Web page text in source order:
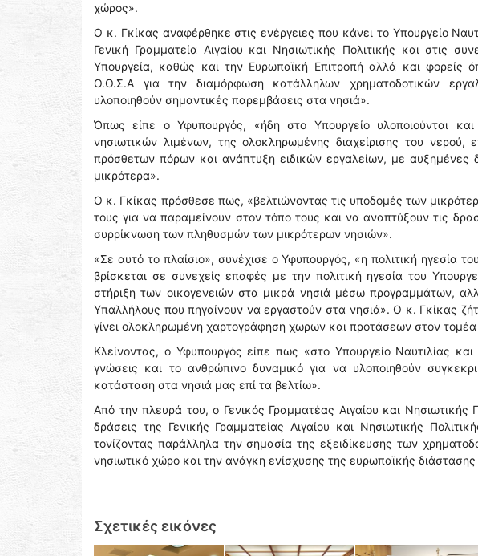
χώρος».
Ο κ. Γκίκας αναφέρθηκε στις ενέργειες που κάνει το Υπουργείο
Γενική Γραμματεία Αιγαίου και Νησιωτικής Πολιτικής και στις
Υπουργεία, καθώς και την Ευρωπαϊκή Επιτροπή αλλά και
Ο.Ο.Σ.Α για την διαμόρφωση κατάλληλων χρηματοδοτικών
υλοποιηθούν σημαντικές παρεμβάσεις στα νησιά».
Όπως είπε ο Υφυπουργός, «ήδη στο Υπουργείο υλοποιούνται
νησιωτικών λιμένων, της ολοκληρωμένης διαχείρισης του
πρόσθετων πόρων και ανάπτυξη ειδικών εργαλείων, με
μικρότερα».
Ο κ. Γκίκας πρόσθεσε πως, «βελτιώνοντας τις υποδομές των
τους για να παραμείνουν στον τόπο τους και να αναπτύξουν τις
συρρίκνωση των πληθυσμών των μικρότερων νησιών».
«Σε αυτό το πλαίσιο», συνέχισε ο Υφυπουργός, «η πολιτική ηγεσία
βρίσκεται σε συνεχείς επαφές με την πολιτική ηγεσία του
στήριξη των οικογενειών στα μικρά νησιά μέσω προγραμμάτων,
Υπαλλήλους που πηγαίνουν να εργαστούν στα νησιά». Ο κ. Γκίκας
γίνει ολοκληρωμένη χαρτογράφηση χωρων και προτάσεων στον
Κλείνοντας, ο Υφυπουργός είπε πως «στο Υπουργείο Ναυτιλίας
γνώσεις και το ανθρώπινο δυναμικό για να υλοποιηθούν
κατάσταση στα νησιά μας επί τα βελτίω».
Από την πλευρά του, ο Γενικός Γραμματέας Αιγαίου και
δράσεις της Γενικής Γραμματείας Αιγαίου και Νησιωτικής
τονίζοντας παράλληλα την σημασία της εξειδίκευσης των
νησιωτικό χώρο και την ανάγκη ενίσχυσης της ευρωπαϊκής διάστασης
Σχετικές εικόνες